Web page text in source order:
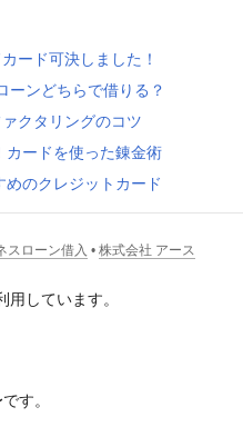
ード可決しました！
ーンどちらで借りる？
クタリングのコツ
カードを使った錬金術
のクレジットカード
スローン借入 • 株式会社 アース
しています。
す。